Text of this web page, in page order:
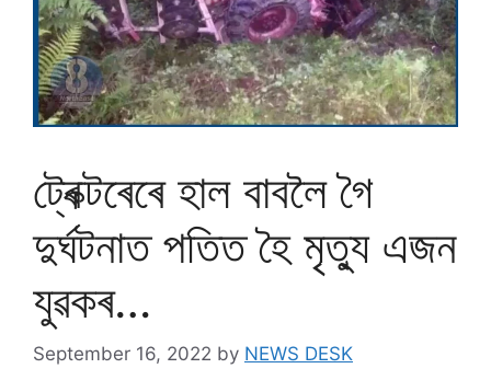
ট্ৰেক্টৰেৰে হাল বাবলৈ গৈ
দুৰ্ঘটনাত পতিত হৈ মৃত্যু এজন
যুৱকৰ…
September 16, 2022 by NEWS DESK